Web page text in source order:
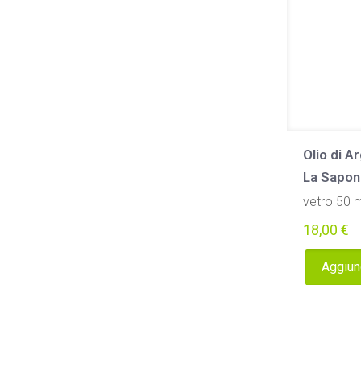
Olio di
La
vetro 50
18,00 €